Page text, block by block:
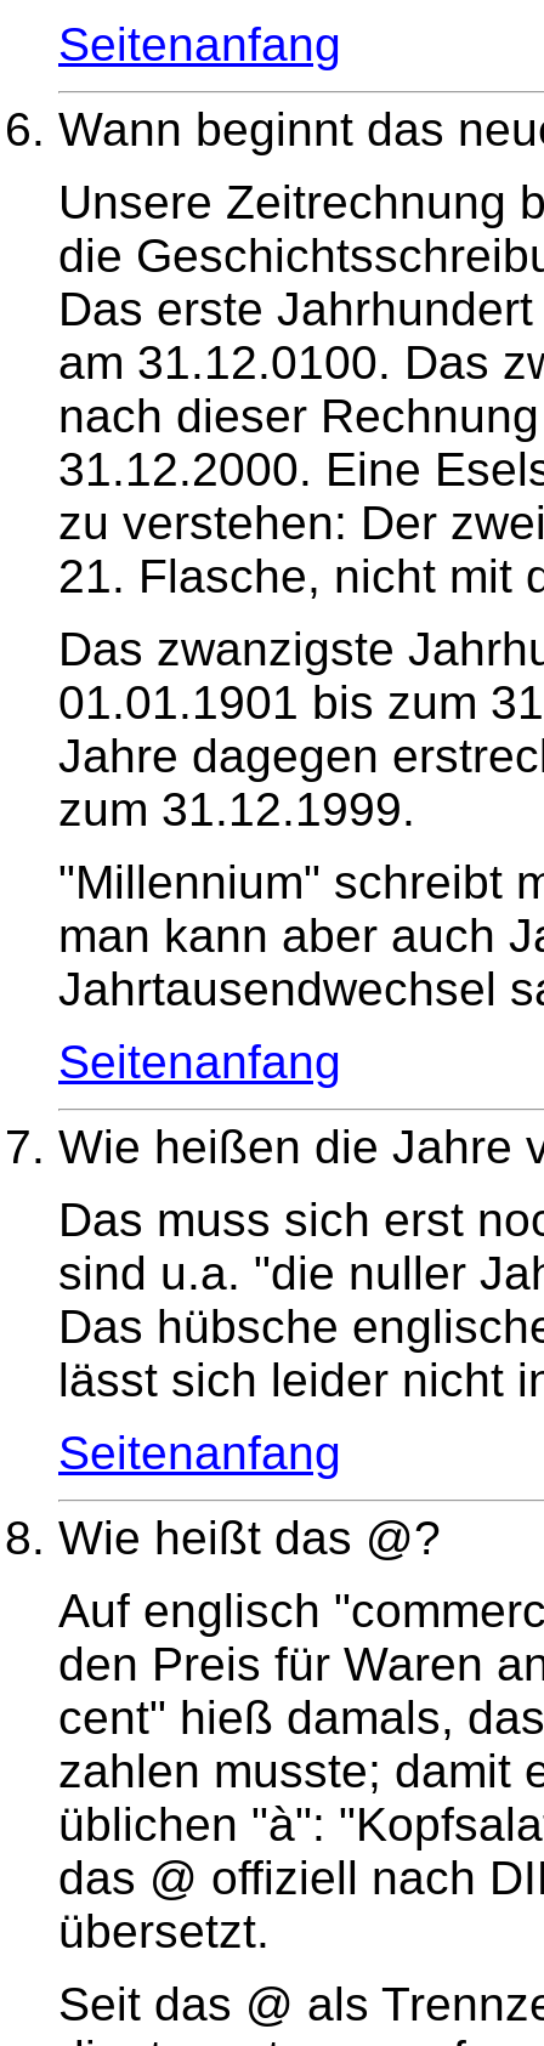
Seitenanfang
Wann beginnt das
Unsere Zeitrechnung
die
Das erste
am 31.12.0100. Das
nach dieser
31.12.2000. Eine
zu verstehen: Der
21. Flasche, nicht mit
Das zwanzigste
01.01.1901 bis zum
Jahre dagegen
zum 31.12.1999.
"Millennium" schreibt
man kann aber auch
Jahrtausendwechsel
Seitenanfang
Wie heißen die Jahre
Das muss sich erst
sind u.a. "die nuller
Das hübsche
lässt sich leider nicht
Seitenanfang
Wie heißt das @?
Auf englisch
den Preis für Waren
cent" hieß damals,
zahlen musste; damit
üblichen "à":
das @ offiziell nach
übersetzt.
Seit das @ als